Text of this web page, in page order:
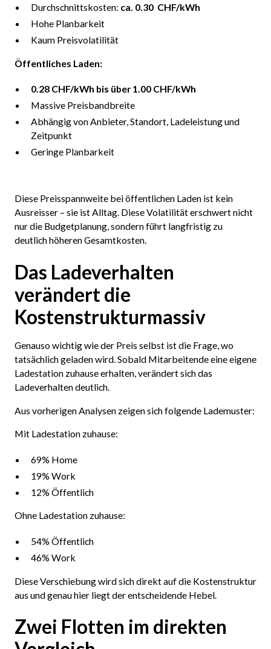
Durchschnittskosten: ca. 0.30 CHF/kWh
Hohe Planbarkeit
Kaum Preisvolatilität
Öffentliches Laden:
0.28 CHF/kWh bis über 1.00 CHF/kWh
Massive Preisbandbreite
Abhängig von Anbieter, Standort, Ladeleistung und
Zeitpunkt
Geringe Planbarkeit
Diese Preisspannweite bei öffentlichen Laden ist kein
Ausreisser – sie ist Alltag. Diese Volatilität erschwert nicht
nur die Budgetplanung, sondern führt langfristig zu
deutlich höheren Gesamtkosten.
Das Ladeverhalten
verändert die
Kostenstrukturmassiv
Genauso wichtig wie der Preis selbst ist die Frage, wo
tatsächlich geladen wird. Sobald Mitarbeitende eine eigene
Ladestation zuhause erhalten, verändert sich das
Ladeverhalten deutlich.
Aus vorherigen Analysen zeigen sich folgende Lademuster:
Mit Ladestation zuhause:
69% Home
19% Work
12% Öffentlich
Ohne Ladestation zuhause:
54% Öffentlich
46% Work
Diese Verschiebung wird sich direkt auf die Kostenstruktur
aus und genau hier liegt der entscheidende Hebel.
Zwei Flotten im direkten